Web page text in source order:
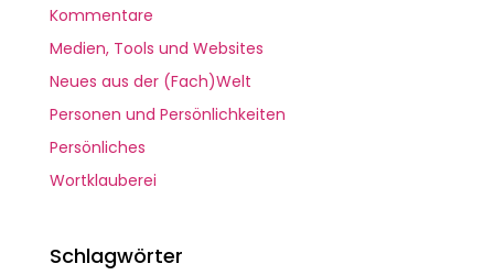
Kommentare
Medien, Tools und Websites
Neues aus der (Fach)Welt
Personen und Persönlichkeiten
Persönliches
Wortklauberei
Schlagwörter